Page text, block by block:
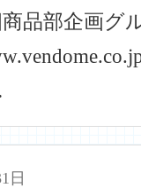
品部企画グ
日